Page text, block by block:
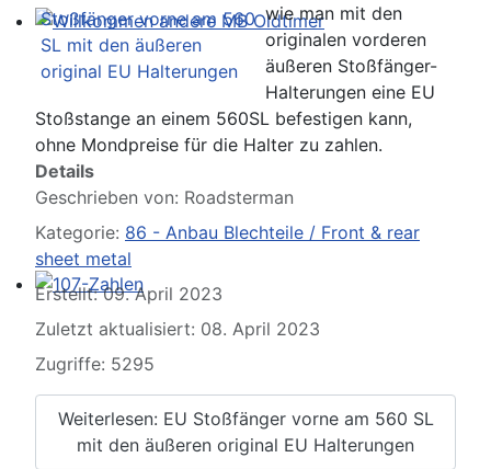
Willkommen andere MB Oldtimer
wie man mit den
originalen vorderen
äußeren Stoßfänger-
Halterungen eine EU
Stoßstange an einem 560SL befestigen kann,
ohne Mondpreise für die Halter zu zahlen.
Details
Geschrieben von: Roadsterman
Kategorie: 86 - Anbau Blechteile / Front & rear
sheet metal
Erstellt: 09. April 2023
Zuletzt aktualisiert: 08. April 2023
Zugriffe: 5295
Weiterlesen: EU Stoßfänger vorne am 560 SL
mit den äußeren original EU Halterungen